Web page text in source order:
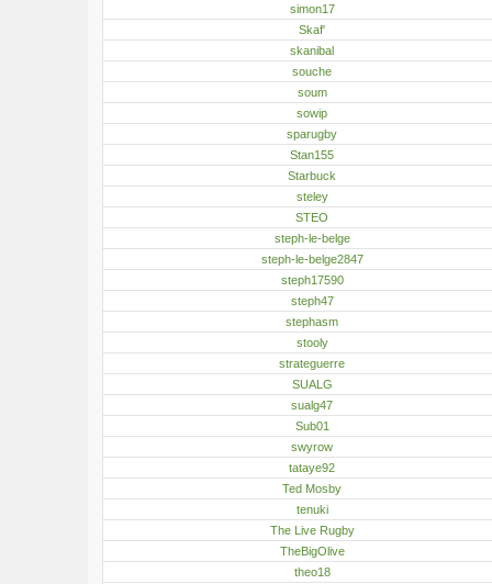
simon17
Skaf'
skanibal
souche
soum
sowip
sparugby
Stan155
Starbuck
steley
STEO
steph-le-belge
steph-le-belge2847
steph17590
steph47
stephasm
stooly
strateguerre
SUALG
sualg47
Sub01
swyrow
tataye92
Ted Mosby
tenuki
The Live Rugby
TheBigOlive
theo18